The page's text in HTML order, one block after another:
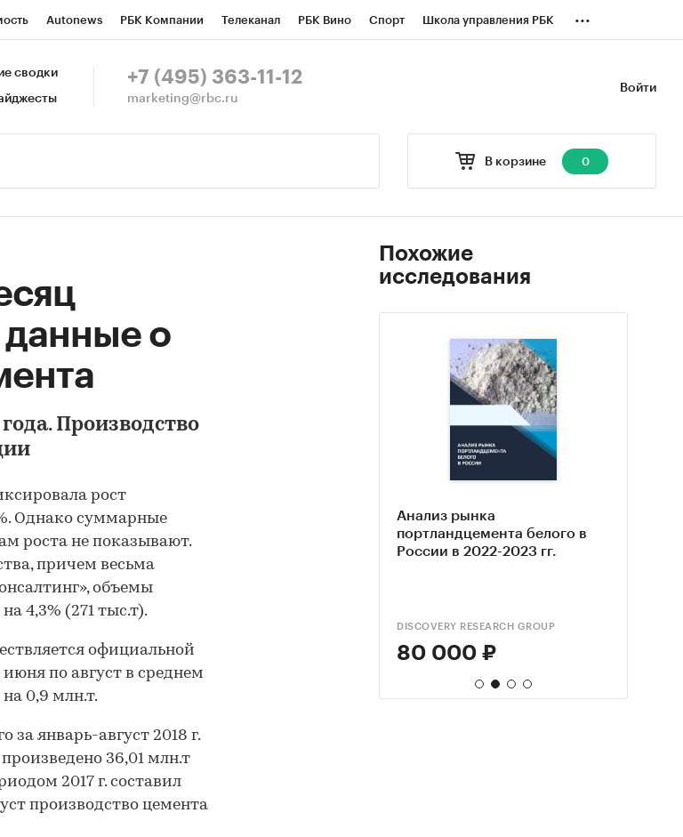
Autonews РБК Компании Телеканал РБК Вино Спорт Школа управления РБК
СПб Конференции СПб Спецпроекты
...
Войти
сводки +7 (495) 363-11-12
marketing@rbc.ru
В корзине 0
о
Производство
рост
Однако суммарные
роста не показывают.
причем весьма
объемы
4,3% (271 тыс.т).
официальной
по август в среднем
0,9 млн.т.
за январь-август 2018 г.
36,01 млн.т
2017 г. составил
производство цемента
Похожие
исследования
Рынок цемента в России в
48 000 ₽
Анализ рынка
портландцемента белого в
России в 2022-2023 гг.
DISCOVERY RESEARCH GROUP
80 000 ₽